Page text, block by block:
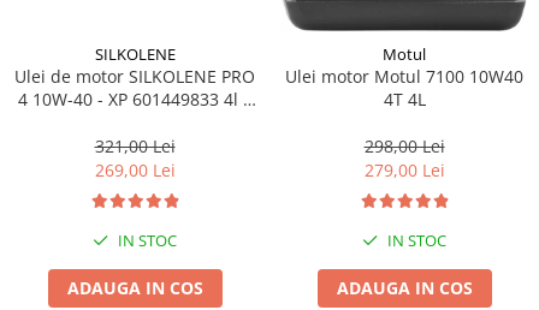
SILKOLENE
Ulei de motor SILKOLENE PRO
4 10W-40 - XP 601449833 4l +
321,00 Lei
269,00 Lei
IN STOC
ADAUGA IN COS
Motul
Ulei motor Motul 7100 10W40
4T 4L
298,00 Lei
279,00 Lei
IN STOC
ADAUGA IN COS